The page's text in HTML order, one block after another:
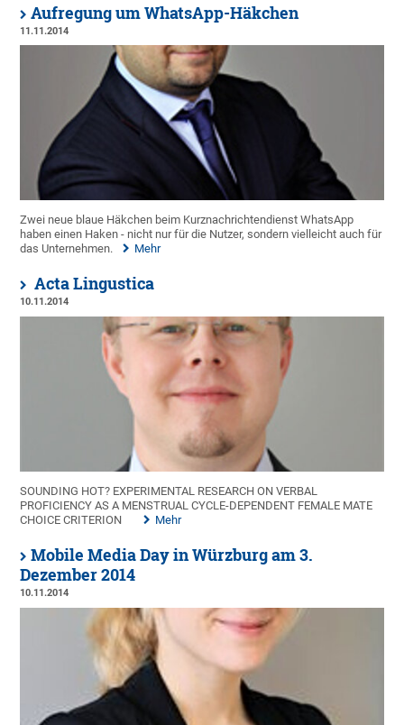
Aufregung um WhatsApp-Häkchen
11.11.2014
Zwei neue blaue Häkchen beim Kurznachrichtendienst WhatsApp
haben einen Haken - nicht nur für die Nutzer, sondern vielleicht auch für
das Unternehmen.
Mehr
Acta Lingustica
10.11.2014
SOUNDING HOT? EXPERIMENTAL RESEARCH ON VERBAL
PROFICIENCY AS A MENSTRUAL CYCLE-DEPENDENT FEMALE MATE
CHOICE CRITERION
Mehr
Mobile Media Day in Würzburg am 3.
Dezember 2014
10.11.2014